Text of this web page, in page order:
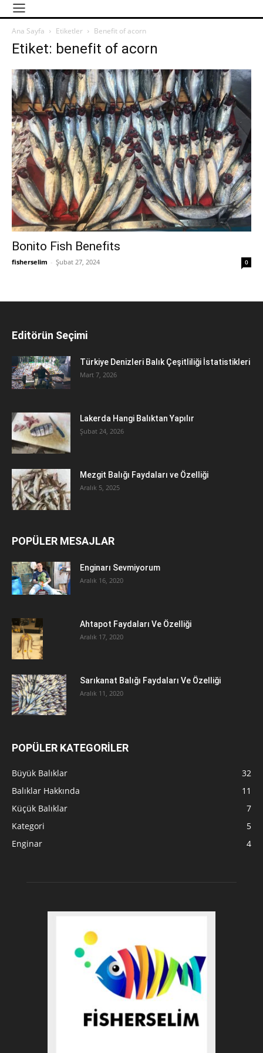
Ana Sayfa Etiketler Benefit of acorn
Etiket: benefit of acorn
Bonito Fish Benefits
fisherselim - Şubat 27, 2024 0
Editörün Seçimi
Türkiye Denizleri Balık Çeşitliliği İstatistikleri
Mart 7, 2026
Lakerda Hangi Balıktan Yapılır
Şubat 24, 2026
Mezgit Balığı Faydaları ve Özelliği
Aralık 5, 2025
POPÜLER MESAJLAR
Enginarı Sevmiyorum
Aralık 16, 2020
Ahtapot Faydaları Ve Özelliği
Aralık 17, 2020
Sarıkanat Balığı Faydaları Ve Özelliği
Aralık 11, 2020
POPÜLER KATEGORİLER
Büyük Balıklar
32
Balıklar Hakkında
11
Küçük Balıklar
7
Kategori
5
Enginar
4